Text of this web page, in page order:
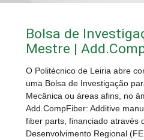
Bolsa de
Mestre |
O Politécnico de Leiria abre
uma Bolsa de Investigação
Mecânica ou áreas afins, no
Add.CompFiber: Additive
fiber parts, financiado através
Desenvolvimento Regional